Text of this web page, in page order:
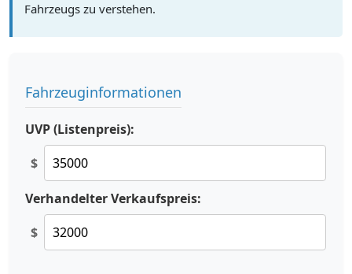
Fahrzeugs zu verstehen.
Fahrzeuginformationen
UVP (Listenpreis):
$
Verhandelter Verkaufspreis:
$